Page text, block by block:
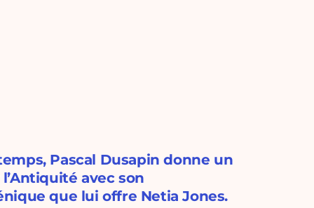
Pascal Dusapin donne un
avec son
que lui offre Netia Jones.